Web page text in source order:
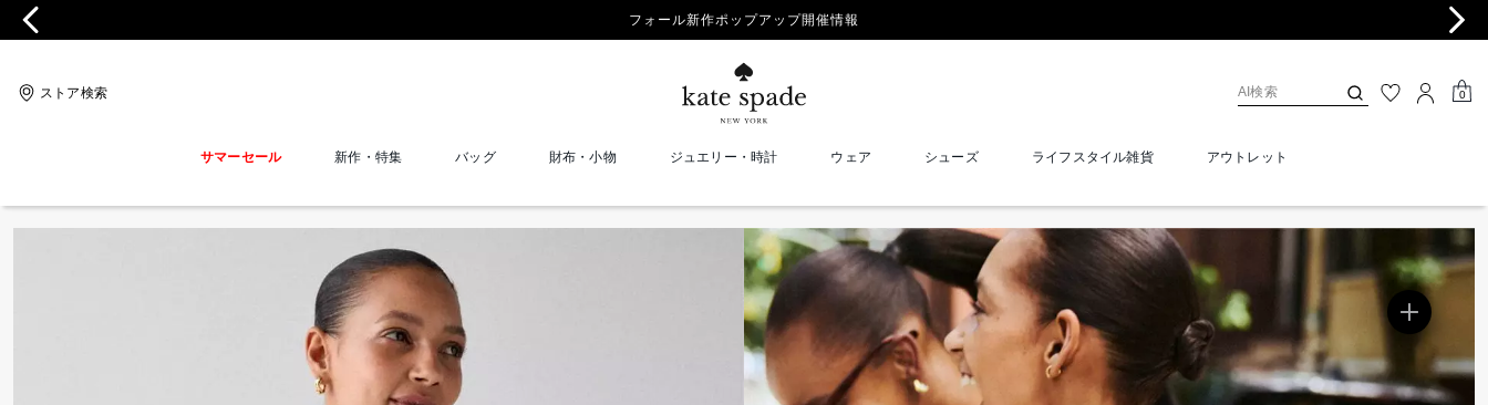
フォール新作ポップアップ開催情報
ストア検索 0
サマーセール 新作・特集 バッグ 財布・小物 ジュエリー・時計 ウェア シューズ ライフスタイル雑貨 アウトレット